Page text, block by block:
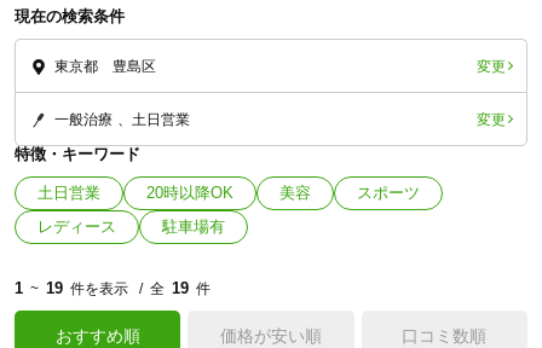
現在の検索条件
東京都 豊島区 変更
一般治療 土日営業 変更
特徴・キーワード
土日営業 20時以降OK 美容
スポーツ
レディース
駐車場有
1 ~ 19 件を表示 全 19 件
おすすめ順 価格が安い順 口コミ数順
「健康にはりを見た」